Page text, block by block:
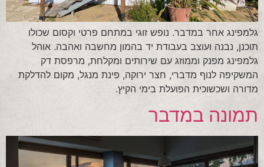
גלמפינג אחר במדבר. נופש זוגי במתחם פרטי וקסום שכולו
תוכנן, נבנה ועוצב בעבודת יד בהמון מחשבה ואהבה. אוהל
גלמפינג מפנק וממוזג עם שירותים ומקלחת, מרפסת דק
המשקיפה לנוף מדברי, חצר ירוקה, פינת מנגל, מקום להדלקת
מדורה ושכשוכית הפועלת בימי הקיץ.
תמונה במדבר